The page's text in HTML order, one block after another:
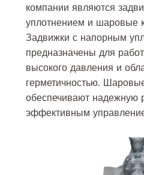
компании являются
уплотнением и шаровые
Задвижки с напорным
предназначены для
высокого давления и
герметичностью.
обеспечивают надежную
эффективным